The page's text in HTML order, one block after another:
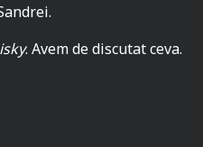
. Avem de discutat ceva.